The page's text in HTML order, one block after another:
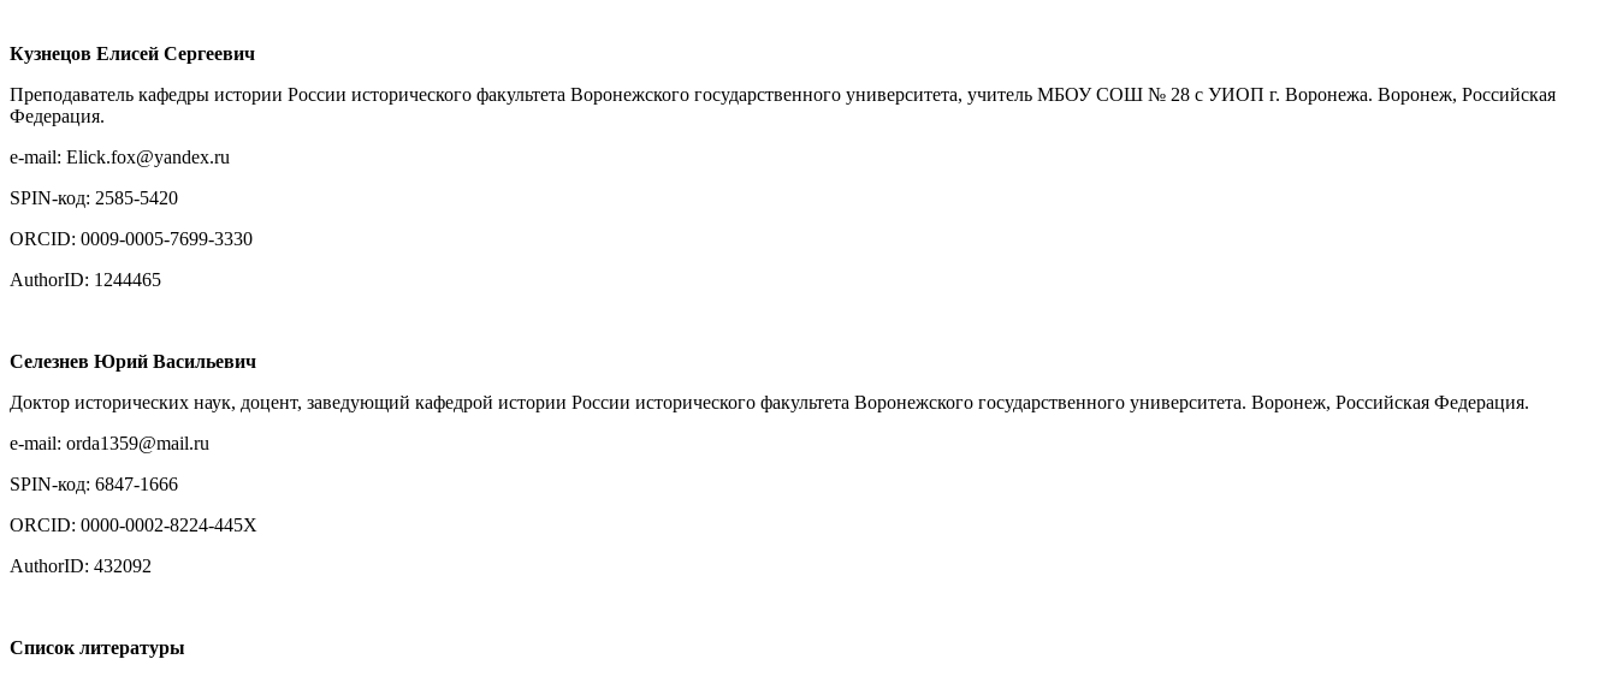
Кузнецов Елисей Сергеевич
Преподаватель кафедры истории России исторического факультета Воронежского государственного университета, учитель МБОУ СОШ № 28 с УИОП г. Воронежа. Воронеж, Российская
Федерация.
e-mail: Elick.fox@yandex.ru
SPIN-код: 2585-5420
ORCID: 0009-0005-7699-3330
AuthorID: 1244465
Селезнев Юрий Васильевич
Доктор исторических наук, доцент, заведующий кафедрой истории России исторического факультета Воронежского государственного университета. Воронеж, Российская Федерация.
e-mail: orda1359@mail.ru
SPIN-код: 6847-1666
ORCID: 0000-0002-8224-445X
AuthorID: 432092
Список литературы